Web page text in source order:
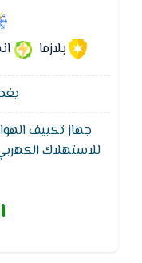
بلازما
جهاز تكييف
للاستهلاك
ممكنه و